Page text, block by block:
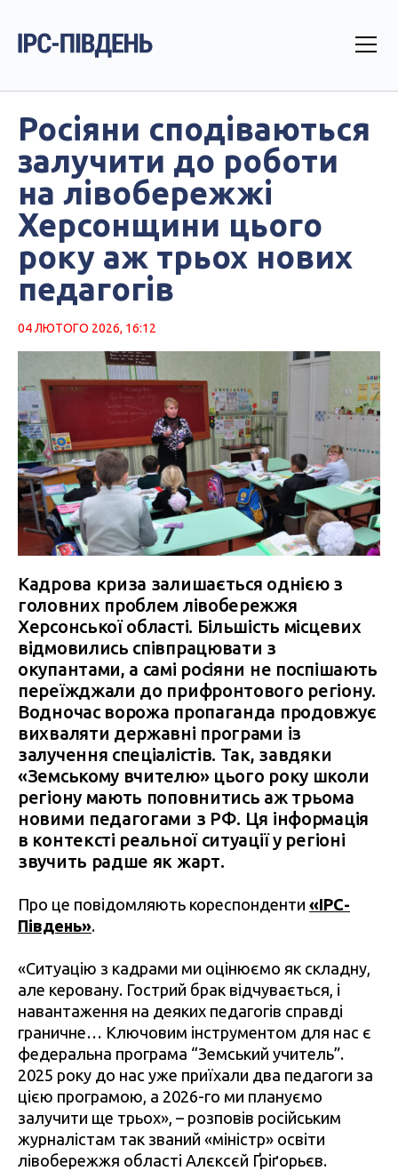
Росіяни сподіваються
залучити до роботи
на лівобережжі
Херсонщини цього
року аж трьох нових
педагогів
04 ЛЮТОГО 2026, 16:12
Кадрова криза залишається однією з
головних проблем лівобережжя
Херсонської області. Більшість місцевих
відмовились співпрацювати з
окупантами, а самі росіяни не поспішають
переїжджали до прифронтового регіону.
Водночас ворожа пропаганда продовжує
вихваляти державні програми із
залучення спеціалістів. Так, завдяки
«Земському вчителю» цього року школи
регіону мають поповнитись аж трьома
новими педагогами з РФ. Ця інформація
в контексті реальної ситуації у регіоні
звучить радше як жарт.
Про це повідомляють кореспонденти «IPC-
Південь».
«Ситуацію з кадрами ми оцінюємо як складну,
але керовану. Гострий брак відчувається, і
навантаження на деяких педагогів справді
граничне… Ключовим інструментом для нас є
федеральна програма “Земський учитель”.
2025 року до нас уже приїхали два педагоги за
цією програмою, а 2026-го ми плануємо
залучити ще трьох», – розповів російським
журналістам так званий «міністр» освіти
лівобережжя області Алєксєй Ґріґорьєв.